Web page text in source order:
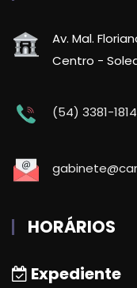
Av. Mal.
Centro -
(54) 3381-
HORÁRIOS
Expediente